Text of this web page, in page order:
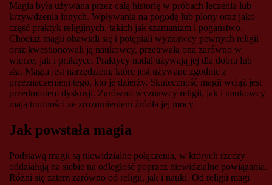
Magia była używana przez całą historię w próbach leczenia lub
krzywdzenia innych. Wpływania na pogodę lub plony oraz jako
część praktyk religijnych, takich jak szamanizm i pogaństwo.
Chociaż magii obawiali się i potępiali wyznawcy pewnych religii
oraz kwestionowali ją naukowcy, przetrwała ona zarówno w
wierze, jak i praktyce. Praktycy nadal używają jej dla dobra lub
zła. Magia jest narzędziem, które jest używane zgodnie z
przeznaczeniem tego, kto je dzierży. Skuteczność magii wciąż jest
przedmiotem dyskusji. Zarówno wyznawcy religii, jak i naukowcy
mają trudności ze zrozumieniem źródła jej mocy.
Jak powstała magia
Podstawą magii są niewidzialne połączenia, w których rzeczy
oddziałują na siebie na odległość poprzez niewidzialne powiązania.
Różni się zatem zarówno od religii, jak i nauki. Od religii magi